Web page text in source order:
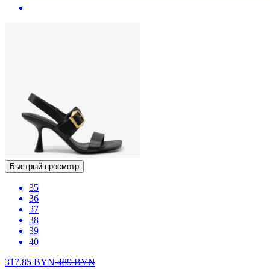
Быстрый просмотр
35
36
37
38
39
40
317.85 BYN489BYN